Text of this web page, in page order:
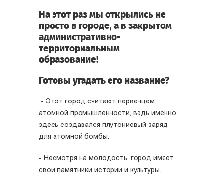
На этот раз мы открылись не
просто в городе, а в закрытом
административно-
территориальным
образование!
Готовы угадать его название?
- Этот город считают первенцем
атомной промышленности, ведь именно
здесь создавался плутониевый заряд
для атомной бомбы.
- Несмотря на молодость, город имеет
свои памятники истории и культуры.